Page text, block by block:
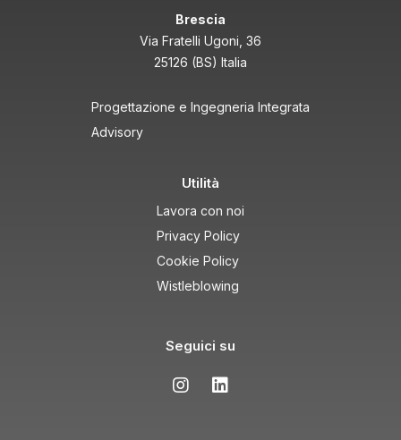
Brescia
Via Fratelli Ugoni, 36
25126 (BS) Italia
Progettazione e Ingegneria Integrata
Advisory
Utilità
Lavora con noi
Privacy Policy
Cookie Policy
Wistleblowing
Seguici su